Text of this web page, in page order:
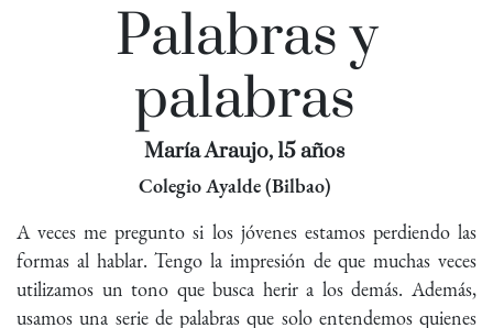
Palabras y
palabras
María Araujo, 15 años
Colegio Ayalde (Bilbao)
A veces me pregunto si los jóvenes estamos perdiendo las
formas al hablar. Tengo la impresión de que muchas veces
utilizamos un tono que busca herir a los demás. Además,
usamos una serie de palabras que solo entendemos quienes